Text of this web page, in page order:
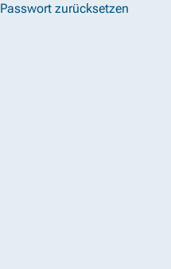
Passwort zurücksetzen